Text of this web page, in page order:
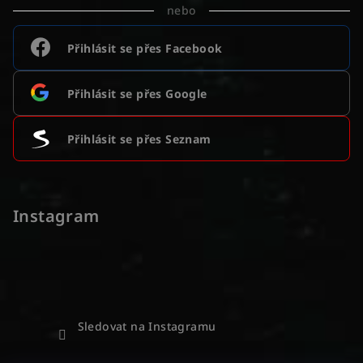
nebo
Přihlásit se přes Facebook
Přihlásit se přes Google
Přihlásit se přes Seznam
Instagram
Sledovat na Instagramu